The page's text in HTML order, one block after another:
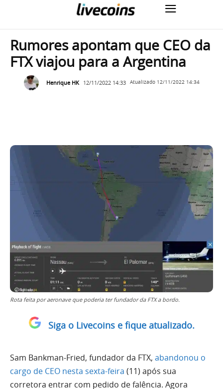
Rumores apontam que CEO da
FTX viajou para a Argentina
Henrique HK 12/11/2022 14:33 Atualizado 12/11/2022 14:34
Rota feita por aeronave que poderia ter fundador da FTX a bordo.
Siga o Livecoins e fique atualizado.
Sam Bankman-Fried, fundador da FTX, abandonou o
cargo de CEO nesta sexta-feira (11) após sua
corretora entrar com pedido de falência. Agora